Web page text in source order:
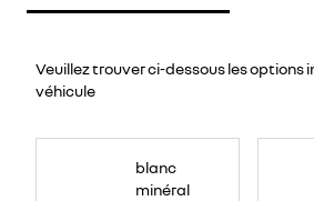
Veuillez trouver ci-dessous les options
véhicule
blanc
minéral